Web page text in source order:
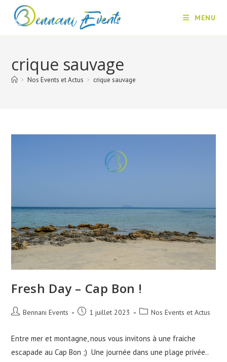
MENU
crique sauvage
> Nos Events et Actus > crique sauvage
Fresh Day – Cap Bon !
Auteur/autrice
publication :
Bennani Events
Publication
1 juillet 2023
PostNos Events et Actus
Entre mer et montagne, nous vous invitons à une fraiche
escapade au Cap Bon ;) Une journée dans une plage privée..